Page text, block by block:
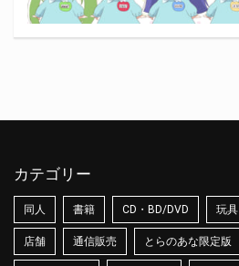
カテゴリー
同人 書籍 CD・BD/DVD 玩具
店舗 通信販売 とらのあな限定版